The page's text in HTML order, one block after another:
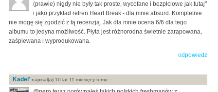
(prawie) nigdy nie były tak proste, wycofane i bezpłciowe jak tutaj"
i jako przykład refren Heart Break - dla mnie absurd. Kompletnie
nie mogę się zgodzić z tą recenzją. Jak dla mnie ocena 6/6 dla tego
albumu to jedyna możliwość. Płyta jest różnorodna świetnie zarapowana,
zaśpiewana i wyprodukowana.
odpowiedz
Kadel' napisal(a) 10 lat 11 miesięcy temu: